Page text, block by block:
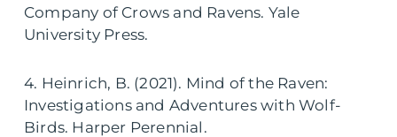
Company of Crows and Ravens. Yale
University Press.
4. Heinrich, B. (2021). Mind of the Raven:
Investigations and Adventures with Wolf-
Birds. Harper Perennial.